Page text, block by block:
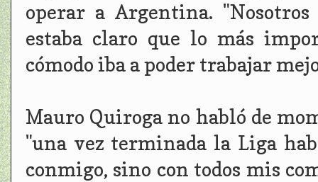
operar a Argentina.
estaba claro que lo más
cómodo iba a poder trabajar
Mauro Quiroga no habló de
"una vez terminada la Liga
conmigo, sino con todos mis